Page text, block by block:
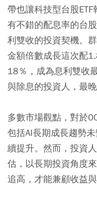
帶也讓科技型台股
有不錯的配息率的台
利雙收的投資契機。
金額倍數成長這次配
18％，成為息利雙收
與除息的投資人，最
多數市場觀點，對於
包括AI長期成長趨勢
續提升。然而，投資
估，以長期投資角度
追高，才能兼顧收益與